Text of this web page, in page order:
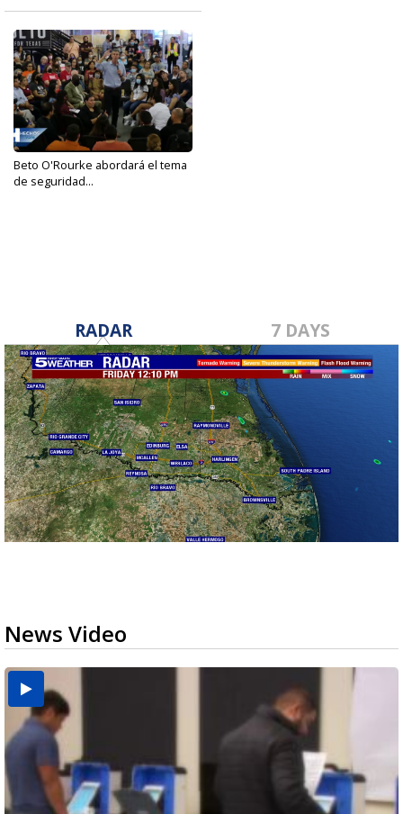
Beto O'Rourke abordará el tema
de seguridad...
RADAR 7 DAYS
News Video